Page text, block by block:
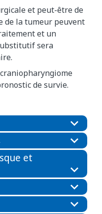
et peut-être de
de la tumeur peuvent
et un
sera
de survie.
et